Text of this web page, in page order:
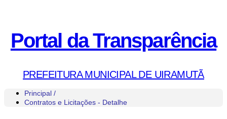
Portal da Transparência
PREFEITURA MUNICIPAL DE UIRAMUTÃ
Principal /
Contratos e Licitações - Detalhe